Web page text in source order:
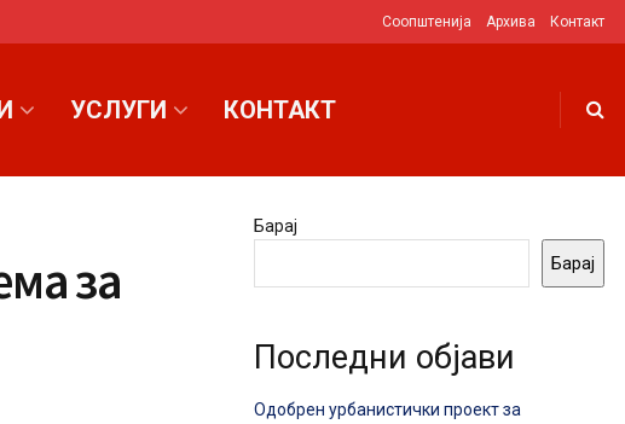
Соопштенија Архива Контакт
УСЛУГИ КОНТАКТ
за
Барај
Барај
Последни објави
Одобрен урбанистички проект за